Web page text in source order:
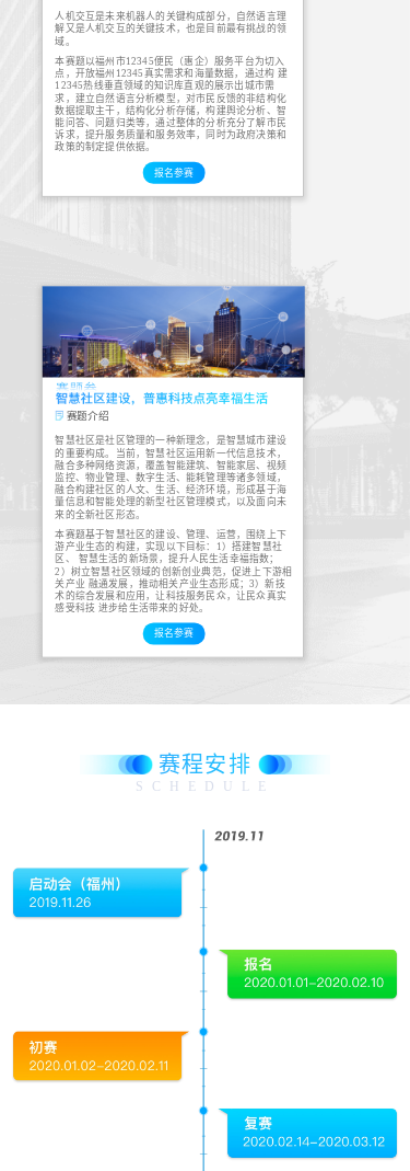
人机交互是未来机器人的关键构成部分，自然语言理
解又是人机交互的关键技术，也是目前最有挑战的领
域。
本赛题以福州市12345便民（惠企）服务平台为切入
点，开放福州12345真实需求和海量数据，通过构 建
12345热线垂直领域的知识库直观的展示出城市需
求，建立自然语言分析模型，对市民反馈的非结构化
数据提取主干，结构化分析存储，构建舆论分析、智
能问答、问题归类等，通过整体的分析充分了解市民
诉求，提升服务质量和服务效率，同时为政府决策和
政策的制定提供依据。
报名参赛
赛题介绍
智慧社区是社区管理的一种新理念，是智慧城市建设
的重要构成。当前，智慧社区运用新一代信息技术，
融合多种网络资源，覆盖智能建筑、智能家居、视频
监控、物业管理、数字生活、能耗管理等诸多领域，
融合构建社区的人文、生活、经济环境，形成基于海
量信息和智能处理的新型社区管理模式，以及面向未
来的全新社区形态。
本赛题基于智慧社区的建设、管理、运营，围绕上下
游产业生态的构建，实现以下目标：1）搭建智慧社
区、 智慧生活的新场景，提升人民生活幸福指数；
2）树立智慧社区领域的创新创业典范，促进上下游相
关产业 融通发展，推动相关产业生态形成；3）新技
术的综合发展和应用，让科技服务民众，让民众真实
感受科技 进步给生活带来的好处。
报名参赛
赛程安排
SCHEDULE